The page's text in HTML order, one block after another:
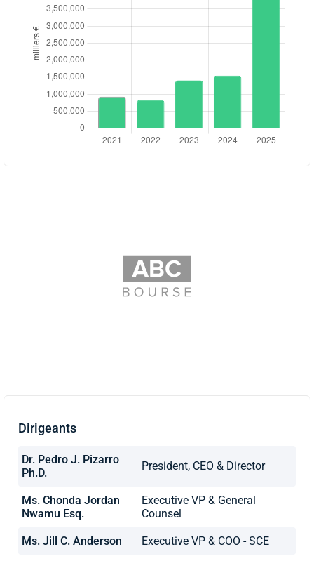
Dirigeants
Dr. Pedro J. Pizarro
Ph.D.
President, CEO & Director
Ms. Chonda Jordan
Nwamu Esq.
Executive VP & General
Counsel
Ms. Jill C. Anderson Executive VP & COO - SCE